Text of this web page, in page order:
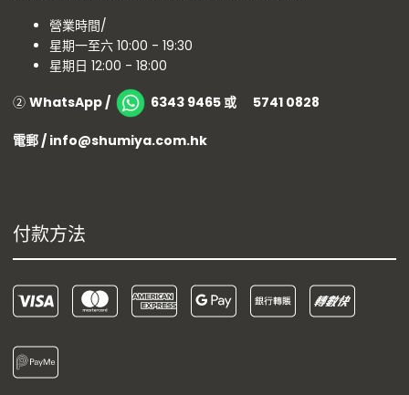
營業時間/
星期一至六 10:00 - 19:30
星期日 12:00 - 18:00
② WhatsApp / 6343 9465 或 5741 0828
電郵 / info@shumiya.com.hk
付款方法